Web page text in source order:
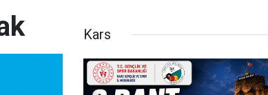
Kars